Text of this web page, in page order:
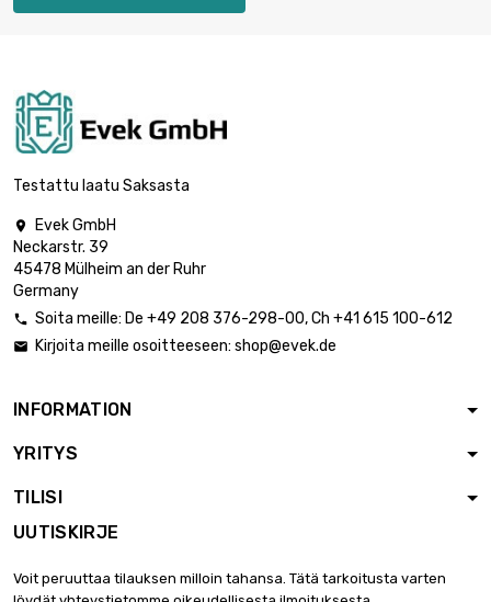
Paino : 1 000gr
(1kg)
Paino : 2 000gr
(5kg)
44 152,38 € 
Testattu laatu Saksasta

Evek GmbH
Neckarstr. 39
45478 Mülheim an der Ruhr
Germany
 Soita meille: De +49 208 376-298-00, Ch +41 615 100-612
 Kirjoita meille osoitteeseen: shop@evek.de
INFORMATION
YRITYS
TILISI
UUTISKIRJE
Voit peruuttaa tilauksen milloin tahansa. Tätä tarkoitusta varten